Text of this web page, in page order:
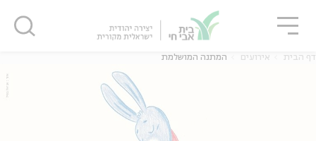
דף הבית אירועים המתנה המושלמת
סגור